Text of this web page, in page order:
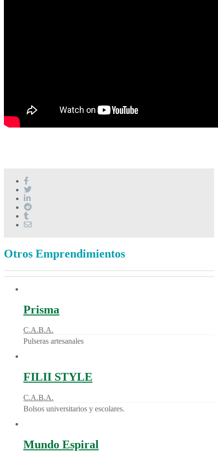
Otros Emprendimientos
Prisma
C.A.B.A.
Pulseras artesanales
FILII STYLE
C.A.B.A.
Bolsos universitarios y escolares.
Mundo Espiral